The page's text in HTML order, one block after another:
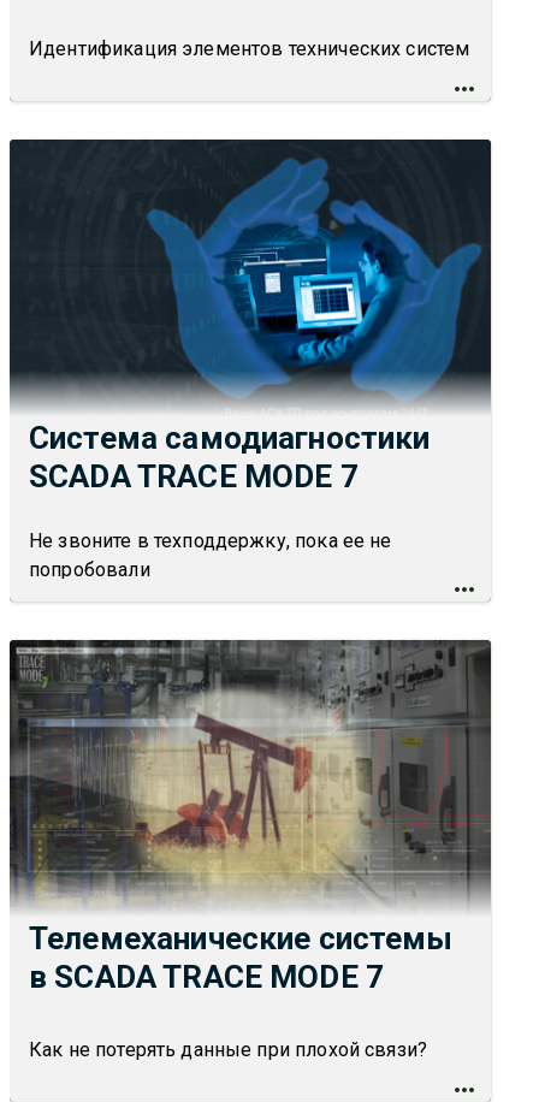
Идентификация элементов технических систем
Система самодиагностики
SCADA TRACE MODE 7
Не звоните в техподдержку, пока ее не
попробовали
Телемеханические системы
в SCADA TRACE MODE 7
Как не потерять данные при плохой связи?